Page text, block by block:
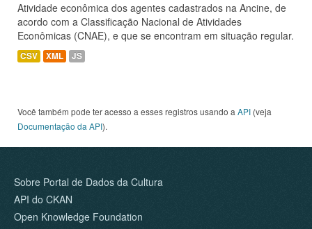
Atividade econômica dos agentes cadastrados na Ancine, de
acordo com a Classificação Nacional de Atividades
Econômicas (CNAE), e que se encontram em situação regular.
CSV XML JS
Você também pode ter acesso a esses registros usando a API (veja
Documentação da API).
Sobre Portal de Dados da Cultura
API do CKAN
Open Knowledge Foundation